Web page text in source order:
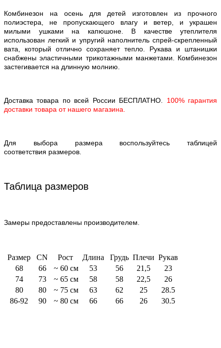
Комбинезон на осень для детей изготовлен из прочного
полиэстера, не пропускающего влагу и ветер, и украшен
милыми ушками на капюшоне. В качестве утеплителя
использован легкий и упругий наполнитель спрей-скрепленный
вата, который отлично сохраняет тепло. Рукава и штанишки
снабжены эластичными трикотажными манжетами. Комбинезон
застегивается на длинную молнию.
Доставка товара по всей России БЕСПЛАТНО. 100% гарантия
доставки товара от нашего магазина.
Для выбора размера воспользуйтесь таблицей
соответствия размеров.
Таблица размеров
Замеры предоставлены производителем.
Размер CN Рост Длина Грудь Плечи Рукав
68
66 ~ 60 см 53 56 21,5
23
74
73 ~ 65 см 58 58 22,5
26
80
80 ~ 75 см 63 62 25
28.5
86-92
90 ~ 80 см 66 66 26 30.5